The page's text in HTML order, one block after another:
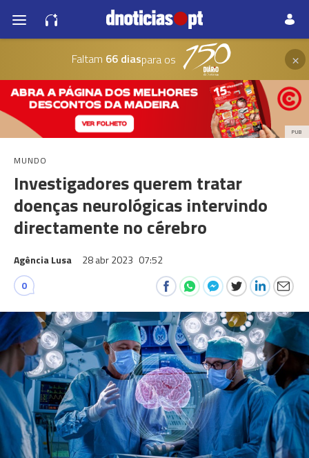
Faltam 66 diaspara os ×
PUB
MUNDO
Investigadores querem tratar
doenças neurológicas intervindo
directamente no cérebro
Agência Lusa 28 abr 2023 07:52
0